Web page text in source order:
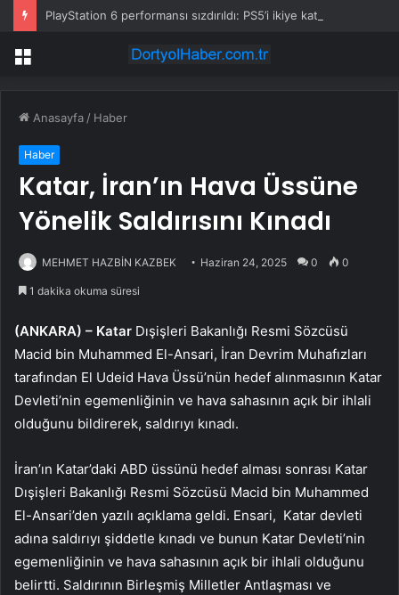
PlayStation 6 performansı sızdırıldı: PS5’i ikiye katlayabilir
Menü
Anasayfa / Haber
Haber
Katar, İran’ın Hava Üssüne
Yönelik Saldırısını Kınadı
MEHMET HAZBİN KAZBEK Haziran 24, 2025 0 0
1 dakika okuma süresi
(ANKARA) – Katar Dışişleri Bakanlığı Resmi Sözcüsü
Macid bin Muhammed El-Ansari, İran Devrim Muhafızları
tarafından El Udeid Hava Üssü’nün hedef alınmasının Katar
Devleti’nin egemenliğinin ve hava sahasının açık bir ihlali
olduğunu bildirerek, saldırıyı kınadı.
İran’ın Katar’daki ABD üssünü hedef alması sonrası Katar
Dışişleri Bakanlığı Resmi Sözcüsü Macid bin Muhammed
El-Ansari’den yazılı açıklama geldi. Ensari, Katar devleti
adına saldırıyı şiddetle kınadı ve bunun Katar Devleti’nin
egemenliğinin ve hava sahasının açık bir ihlali olduğunu
belirtti. Saldırının Birleşmiş Milletler Antlaşması ve